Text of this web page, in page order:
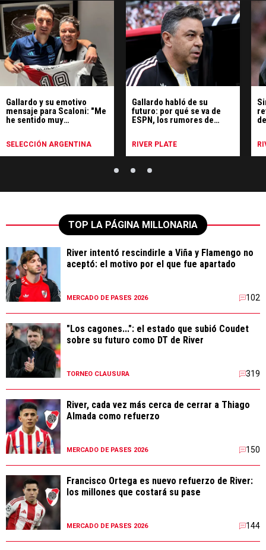
Gallardo y su emotivo
mensaje para Scaloni: "Me
he sentido muy
SELECCIÓN ARGENTINA
Gallardo habló de su
futuro: por qué se va de
ESPN, los rumores de
RIVER PLATE
TOP LA PÁGINA MILLONARIA
River intentó rescindirle a Viña y Flamengo no
aceptó: el motivo por el que fue apartado
MERCADO DE PASES 2026 102
"Los cagones...": el estado que subió Coudet
sobre su futuro como DT de River
TORNEO CLAUSURA 319
River, cada vez más cerca de cerrar a Thiago
Almada como refuerzo
MERCADO DE PASES 2026 150
Francisco Ortega es nuevo refuerzo de River:
los millones que costará su pase
MERCADO DE PASES 2026 144